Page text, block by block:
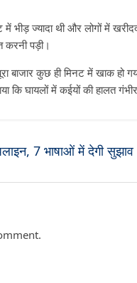
ज्यादा थी और लोगों में
करनी पड़ी।
बाजार कुछ ही मिनट में खाक
कि घायलों में कईयों की हालत
7 भाषाओं में देगी सुझाव